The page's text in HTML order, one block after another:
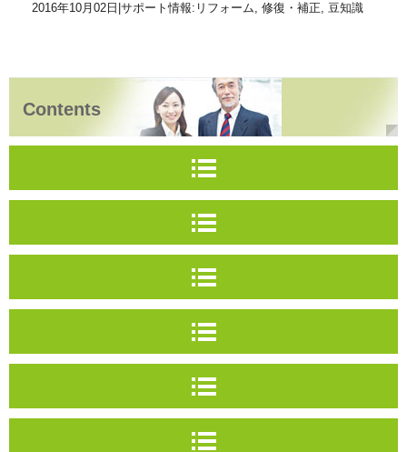
2016年10月02日 サポート情報:リフォーム, 修復・補正, 豆知識
Contents